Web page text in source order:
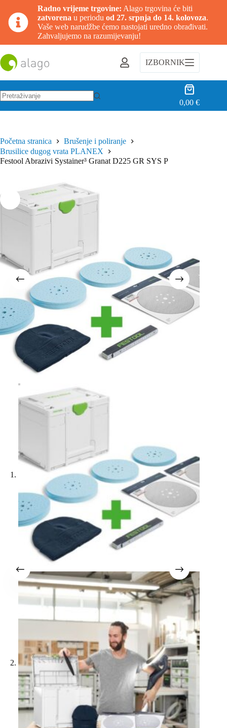
Radno vrijeme trgovine: Alago trgovina će biti
zatvorena u periodu od 27. srpnja do 14. kolovoza.
Vaše web narudžbe ćemo nastojati uredno obrađivati.
Zahvaljujemo na razumijevanju!
na
sadržaj
IZBORNIK
Košarica
0,00€
Početna stranica
Brušenje i poliranje
Brusilice dugog vrata PLANEX
Festool Abrazivi Systainer³ Granat D225 GR SYS P